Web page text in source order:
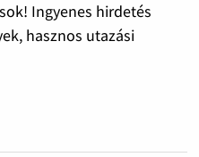
Ingyenes hirdetés
hasznos utazási